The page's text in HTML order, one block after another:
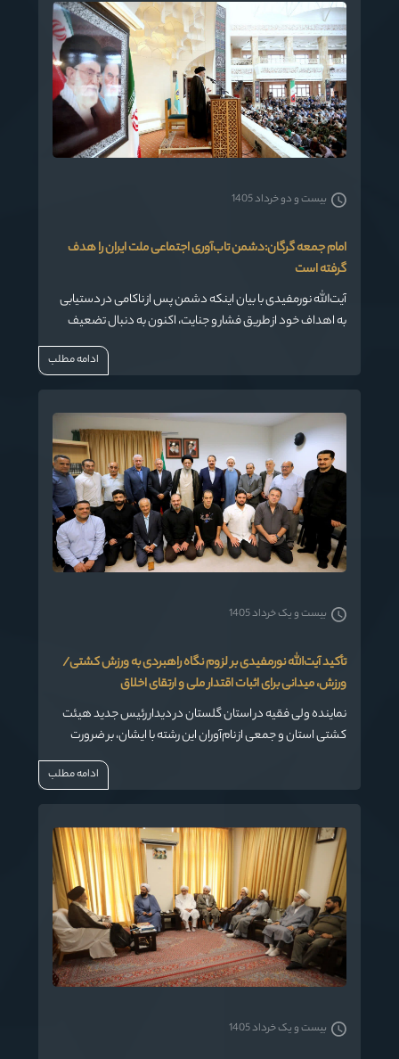
امام جمعه گرگان:دشمن تاب‌آوری اجتماعی ملت ایران را هدف
گرفته است
آیت‌الله نورمفیدی با بیان اینکه دشمن پس از ناکامی در دستیابی
به اهداف خود از طریق فشار و جنایت، اکنون به دنبال تضعیف
تاب‌آوری اجتماعی ملت ایران است، گفت: ایجاد تردید، ناامیدی،
اختلاف‌افکنی و سیاه‌نمایی از مهم‌ترین ابزارهای دشمن برای
بیست و دو خرداد 1405
ادامه مطلب
تأکید آیت‌الله نورمفیدی بر لزوم نگاه راهبردی به ورزش کشتی/
ورزش، میدانی برای اثبات اقتدار ملی و ارتقای اخلاق
نماینده ولی فقیه در استان گلستان در دیدار رئیس جدید هیئت
کشتی استان و جمعی از نام‌آوران این رشته با ایشان، بر ضرورت
تغییر نگاه به مقوله ورزش و بهره‌گیری از ظرفیت‌های فرهنگی و
بیست و یک خرداد 1405
ادامه مطلب
بیست و یک خرداد 1405